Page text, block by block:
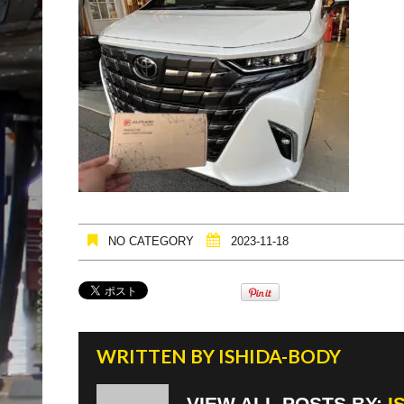
NO CATEGORY 2023-11-18
WRITTEN BY ISHIDA-BODY